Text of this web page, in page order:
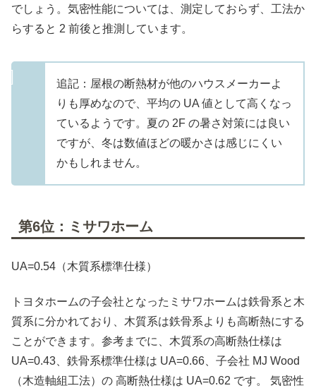
でしょう。気密性能については、測定しておらず、工法か
らすると 2 前後と推測しています。
追記：屋根の断熱材が他のハウスメーカーよ
りも厚めなので、平均の UA 値として高くなっ
ているようです。夏の 2F の暑さ対策には良い
ですが、冬は数値ほどの暖かさは感じにくい
かもしれません。
第6位：ミサワホーム
UA=0.54（木質系標準仕様）
トヨタホームの子会社となったミサワホームは鉄骨系と木
質系に分かれており、木質系は鉄骨系よりも高断熱にする
ことができます。参考までに、木質系の高断熱仕様は
UA=0.43、鉄骨系標準仕様は UA=0.66、子会社 MJ Wood
（木造軸組工法）の 高断熱仕様は UA=0.62 です。 気密性